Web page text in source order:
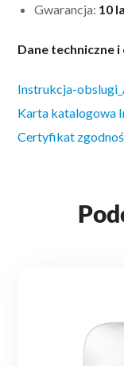
Gwarancja: 10
Dane techniczne
Instrukcja-
Karta katalogowa
Certyfikat